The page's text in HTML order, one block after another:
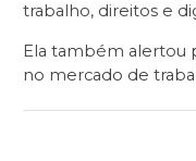
trabalho, direitos e
Ela também alertou
no mercado de